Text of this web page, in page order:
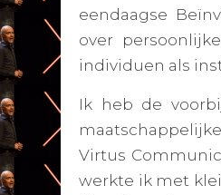
eendaagse
over
individuen als
Ik heb de
Virtus
werkte ik met